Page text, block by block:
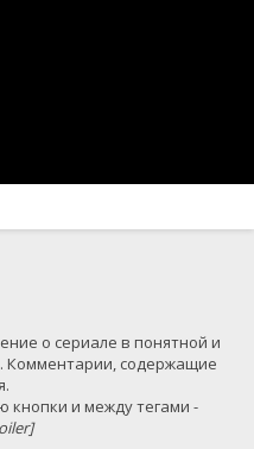
о сериале в понятной и
Комментарии, содержащие
кнопки и между тегами -